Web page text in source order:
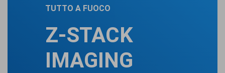
TUTTO A FUOCO
Z-STACK
IMAGING